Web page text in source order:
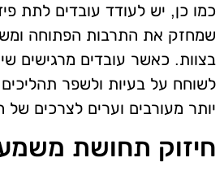
כמו כן, יש לעודד עובדים לתת
שמחזק את התרבות הפתוחה
בצוות. כאשר עובדים מרגישים
לשוחח על בעיות ולשפר
יותר מעורבים וערים לצרכים של
חיזוק תחושת